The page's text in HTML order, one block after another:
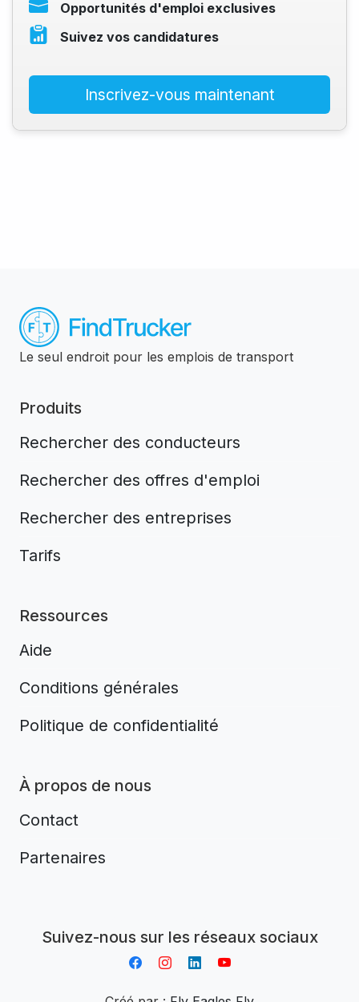
Opportunités d'emploi exclusives
Suivez vos candidatures
Inscrivez-vous maintenant
Le seul endroit pour les emplois de transport
Produits
Rechercher des conducteurs
Rechercher des offres d'emploi
Rechercher des entreprises
Tarifs
Ressources
Aide
Conditions générales
Politique de confidentialité
À propos de nous
Contact
Partenaires
Suivez-nous sur les réseaux sociaux